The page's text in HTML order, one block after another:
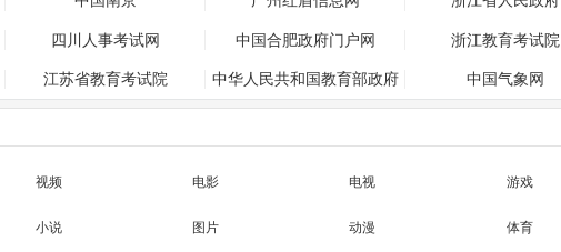
四川人事考试网 中国合肥政府门户网 浙江教育考试院
江苏省教育考试院 中华人民共和国教育部政府 中国气象网
视频 电影 电视 游戏
小说 图片 动漫 体育